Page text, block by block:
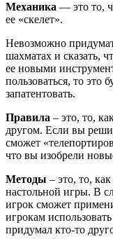
Механика — это то,
ее «скелет».
Невозможно
шахматах и сказать,
ее новыми
пользоваться, то это
запатентовать.
Правила – это, то,
другом. Если вы
сможет
что вы изобрели
Методы – это, то,
настольной игры. В
игрок сможет
игрокам
придумал кто-то